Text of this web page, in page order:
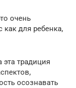
очень
для ребенка,
эта традиция
осознавать